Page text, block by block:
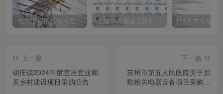
电力工程招投标方案模板 土建、房屋建设招标文件标书模板 it软件类投标书
上一篇
胡庄镇2024年度宜居宜业和
美乡村建设项目采购公告
下一篇
苏州市第五人民医院关于后
勤相关电器设备项目采购公